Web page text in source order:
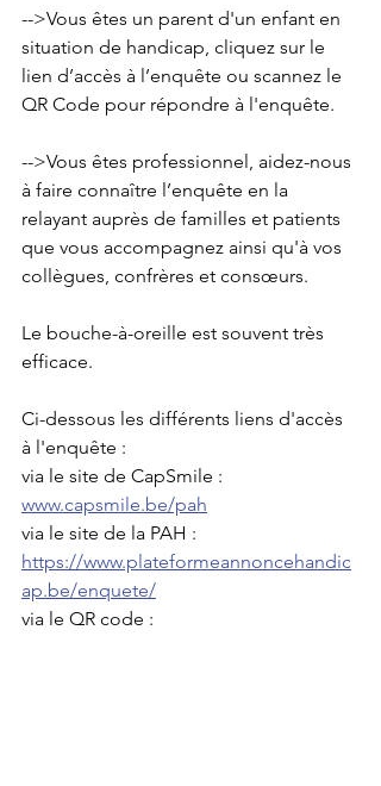
-->Vous êtes un parent d'un enfant en
situation de handicap, cliquez sur le
lien d’accès à l’enquête ou scannez le
QR Code pour répondre à l'enquête.
-->Vous êtes professionnel, aidez-nous
à faire connaître l’enquête en la
relayant auprès de familles et patients
que vous accompagnez ainsi qu'à vos
collègues, confrères et consœurs.
Le bouche-à-oreille est souvent très
efficace.
Ci-dessous les différents liens d'accès
à l'enquête :
via le site de CapSmile :
www.capsmile.be/pah
via le site de la PAH :
https://www.plateformeannoncehandic
ap.be/enquete/
via le QR code :